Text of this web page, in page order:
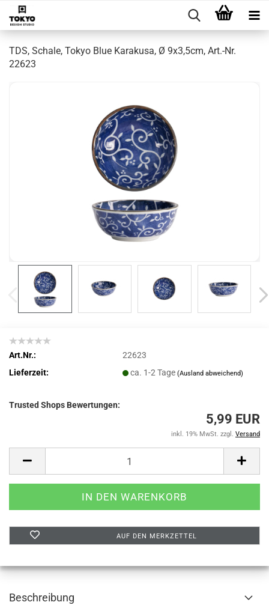
TDS, Schale, Tokyo Blue Karakusa, Ø 9x3,5cm, Art.-Nr.
22623
Art.Nr.:
22623
Lieferzeit:
ca. 1-2 Tage(Ausland abweichend)
Trusted Shops Bewertungen:
5,99 EUR
inkl. 19% MwSt. zzgl. Versand
AUF DEN MERKZETTEL
Beschreibung